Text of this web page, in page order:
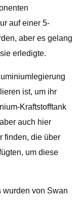
auf einer 5-
aber es gelang
erledigte.
ist, um ihr
Kraftstofftank
auch hier
finden, die über
um diese
wurden von Swan